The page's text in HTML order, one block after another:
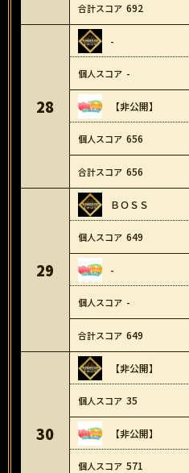
692
28
-
-
【非公開】
656
656
29
ＢＯＳＳ
649
-
-
649
30
【非公開】
35
【非公開】
571